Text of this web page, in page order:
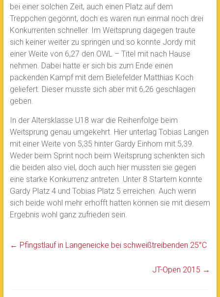
bei einer solchen Zeit, auch einen Platz auf dem
Treppchen gegönnt, doch es waren nun einmal noch drei
Konkurrenten schneller. Im Weitsprung dagegen traute
sich keiner weiter zu springen und so konnte Jordy mit
einer Weite von 6,27 den OWL – Titel mit nach Hause
nehmen. Dabei hatte er sich bis zum Ende einen
packenden Kampf mit dem Bielefelder Matthias Koch
geliefert. Dieser musste sich aber mit 6,26 geschlagen
geben.
In der Altersklasse U18 war die Reihenfolge beim
Weitsprung genau umgekehrt. Hier unterlag Tobias Langen
mit einer Weite von 5,35 hinter Gardy Einhorn mit 5,39.
Weder beim Sprint noch beim Weitsprung schenkten sich
die beiden also viel, doch auch hier mussten sie gegen
eine starke Konkurrenz antreten. Unter 8 Startern konnte
Gardy Platz 4 und Tobias Platz 5 erreichen. Auch wenn
sich beide wohl mehr erhofft hatten können sie mit diesem
Ergebnis wohl ganz zufrieden sein.
← Pfingstlauf in Langeneicke bei schweißtreibenden 25°C
JT-Open 2015 →